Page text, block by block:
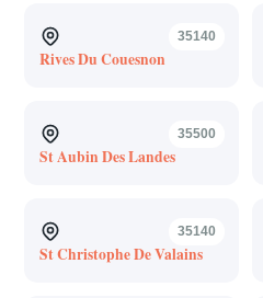
35140
Rives Du Couesnon
35500
St Aubin Des Landes
35140
St Christophe De Valains